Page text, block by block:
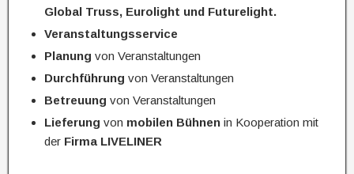
Global Truss, Eurolight und Futurelight.
Veranstaltungsservice
Planung von Veranstaltungen
Durchführung von Veranstaltungen
Betreuung von Veranstaltungen
Lieferung von mobilen Bühnen in Kooperation mit
der Firma LIVELINER